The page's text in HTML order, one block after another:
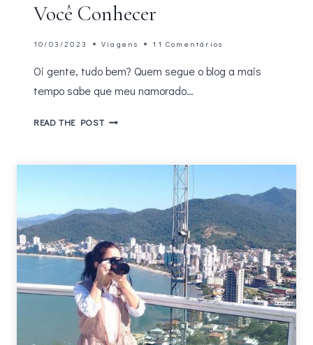
Você Conhecer
10/03/2023 Viagens 11 Comentários
Oi gente, tudo bem? Quem segue o blog a mais
tempo sabe que meu namorado…
READ THE POSTITAPIRANGA
LUGARES
CONHECER